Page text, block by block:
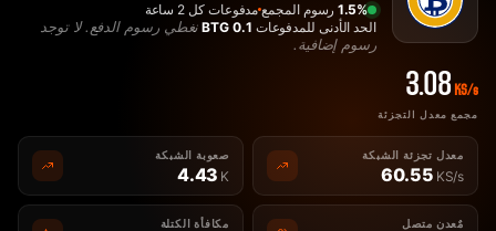
1.5%رسوم المجمع مدفوعات كل 2 ساعة
الحد الأدنى للمدفوعات 0.1 BTG
نغطي رسوم الدفع. لا توجد
رسوم إضافية.
3.08 KS/s
مجمع معدل التجزئة
معدل تجزئة الشبكة
60.55 KS/s
صعوبة الشبكة
4.43 K
مٌعدن متصل مكافأة الكتلة